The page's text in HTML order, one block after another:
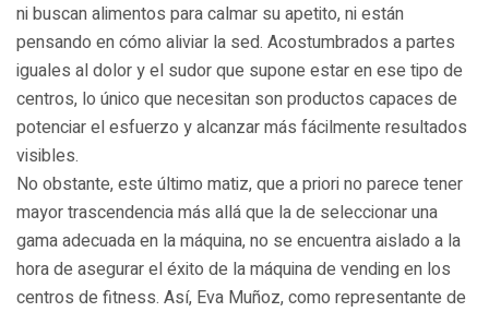
ni buscan alimentos para calmar su apetito, ni están
pensando en cómo aliviar la sed. Acostumbrados a partes
iguales al dolor y el sudor que supone estar en ese tipo de
centros, lo único que necesitan son productos capaces de
potenciar el esfuerzo y alcanzar más fácilmente resultados
visibles.
No obstante, este último matiz, que a priori no parece tener
mayor trascendencia más allá que la de seleccionar una
gama adecuada en la máquina, no se encuentra aislado a la
hora de asegurar el éxito de la máquina de vending en los
centros de fitness. Así, Eva Muñoz, como representante de